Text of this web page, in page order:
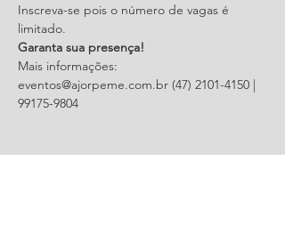
Inscreva-se pois o número de vagas é
limitado.
Garanta sua presença!
Mais informações:
eventos@ajorpeme.com.br (47) 2101-4150 |
99175-9804